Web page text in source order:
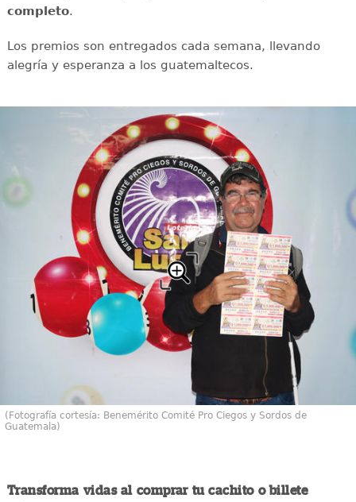
completo.
Los premios son entregados cada semana, llevando
alegría y esperanza a los guatemaltecos.
(Fotografía cortesía: Benemérito Comité Pro Ciegos y Sordos de
Guatemala)
Transforma vidas al comprar tu cachito o billete